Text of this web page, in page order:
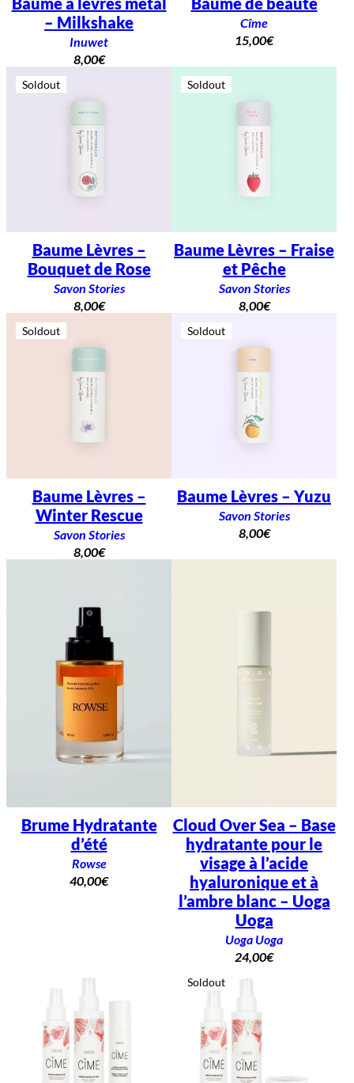
– Milkshake
Inuwet
8,00€
Cîme
15,00€
Soldout
Baume Lèvres –
Bouquet de Rose
Savon Stories
8,00€
Soldout
Baume Lèvres – Fraise
et Pêche
Savon Stories
8,00€
Soldout
Baume Lèvres –
Winter Rescue
Savon Stories
8,00€
Soldout
Baume Lèvres – Yuzu
Savon Stories
8,00€
Brume Hydratante
d’été
Rowse
40,00€
Cloud Over Sea – Base
hydratante pour le
visage à l’acide
hyaluronique et à
l’ambre blanc – Uoga
Uoga
Uoga Uoga
24,00€
Soldout